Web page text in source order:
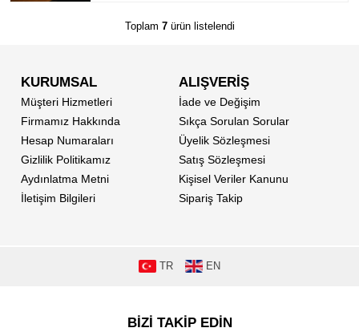
Toplam 7ürün listelendi
KURUMSAL
Müşteri Hizmetleri
Firmamız Hakkında
Hesap Numaraları
Gizlilik Politikamız
Aydınlatma Metni
İletişim Bilgileri
ALIŞVERİŞ
İade ve Değişim
Sıkça Sorulan Sorular
Üyelik Sözleşmesi
Satış Sözleşmesi
Kişisel Veriler Kanunu
Sipariş Takip
TR EN
BİZİ TAKİP EDİN